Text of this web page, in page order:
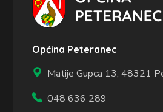
Općina Peteranec
Matije Gupca 13,48321
048 636 289